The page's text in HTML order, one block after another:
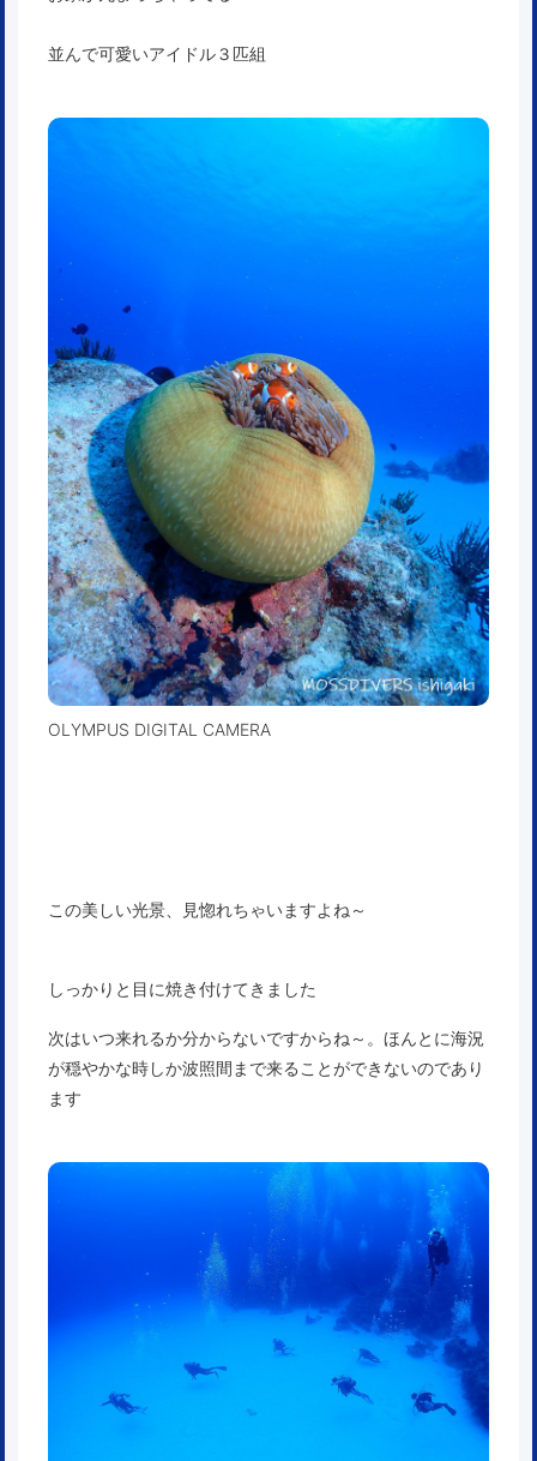
並んで可愛いアイドル３匹組
OLYMPUS DIGITAL CAMERA
この美しい光景、見惚れちゃいますよね～
しっかりと目に焼き付けてきました
次はいつ来れるか分からないですからね～。ほんとに海況
が穏やかな時しか波照間まで来ることができないのであり
ます